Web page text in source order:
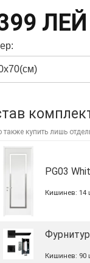
ЛЕЙ
купить лишь
PG03
Кишинев: 14
Кишинев: 90